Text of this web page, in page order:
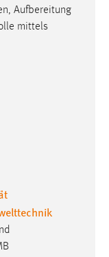
Aufbereitung
mittels
zu können.
Website